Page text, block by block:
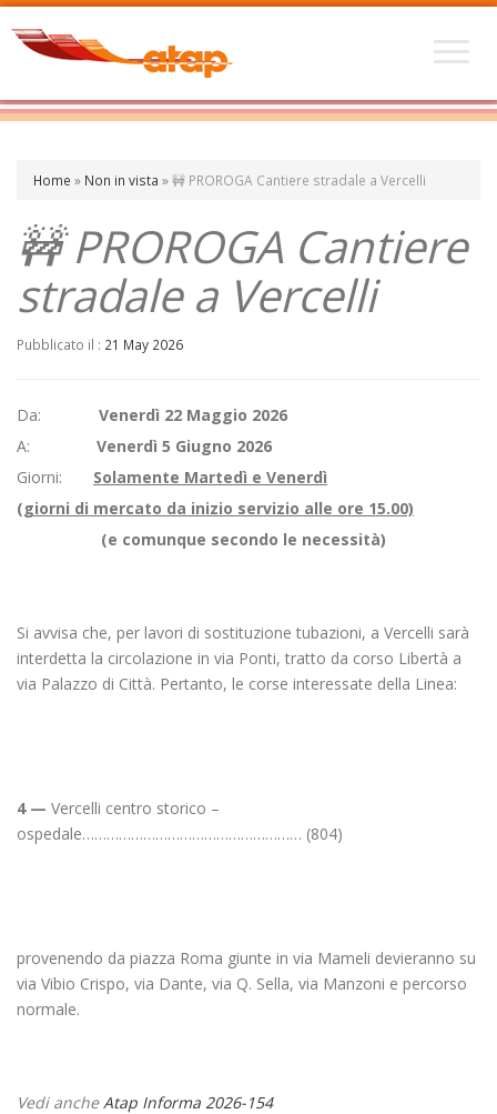
Home » Non in vista »🚧 PROROGA Cantiere stradale a Vercelli
🚧 PROROGA Cantiere
stradale a Vercelli
Pubblicato il : 21 May 2026
Da: Venerdì 22 Maggio 2026
A: Venerdì 5 Giugno 2026
Giorni: Solamente Martedì e Venerdì
(giorni di mercato da inizio servizio alle ore 15.00)
(e comunque secondo le necessità)
Si avvisa che, per lavori di sostituzione tubazioni, a Vercelli sarà
interdetta la circolazione in via Ponti, tratto da corso Libertà a
via Palazzo di Città. Pertanto, le corse interessate della Linea:
4 — Vercelli centro storico –
ospedale……………………………………………… (804)
provenendo da piazza Roma giunte in via Mameli devieranno su
via Vibio Crispo, via Dante, via Q. Sella, via Manzoni e percorso
normale.
Vedi ancheAtap Informa 2026-154